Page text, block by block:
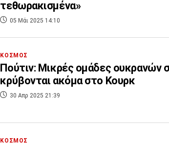
τεθωρακισμένα»
05 Μάι 2025 14:10
ΚΟΣΜΟΣ
Πούτιν: Μικρές ομάδες ουκρανών
κρύβονται ακόμα στο Κουρκ
30 Απρ 2025 21:39
ΚΟΣΜΟΣ